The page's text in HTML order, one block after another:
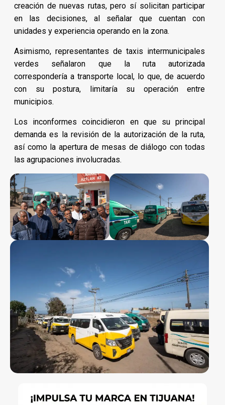
creación de nuevas rutas, pero sí solicitan participar
en las decisiones, al señalar que cuentan con
unidades y experiencia operando en la zona.
Asimismo, representantes de taxis intermunicipales
verdes señalaron que la ruta autorizada
correspondería a transporte local, lo que, de acuerdo
con su postura, limitaría su operación entre
municipios.
Los inconformes coincidieron en que su principal
demanda es la revisión de la autorización de la ruta,
así como la apertura de mesas de diálogo con todas
las agrupaciones involucradas.